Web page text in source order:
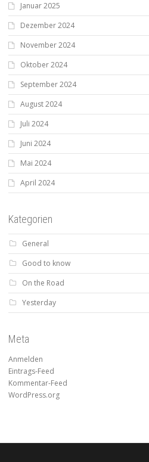
Januar 2025
Dezember 2024
November 2024
Oktober 2024
September 2024
August 2024
Juli 2024
Juni 2024
Mai 2024
April 2024
Kategorien
General
Good to know
On the Road
Yesterday
Meta
Anmelden
Eintrags-Feed
Kommentar-Feed
WordPress.org